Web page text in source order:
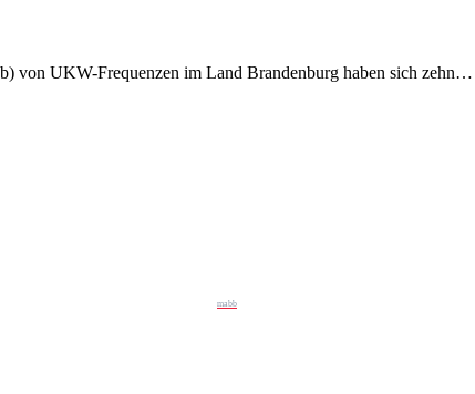
von UKW-Frequenzen im Land Brandenburg haben sich zehn…
mabb